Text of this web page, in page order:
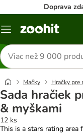
Doprava
Kategórie
Hľadať
produkty
Mačky Hračky pre
Sada hračiek
& myškami
12 ks
This is a stars rating area